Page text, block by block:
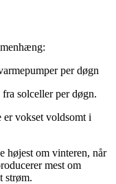
per døgn
solceller per døgn.
vokset voldsomt i
højest om vinteren, når
mest om
strøm.